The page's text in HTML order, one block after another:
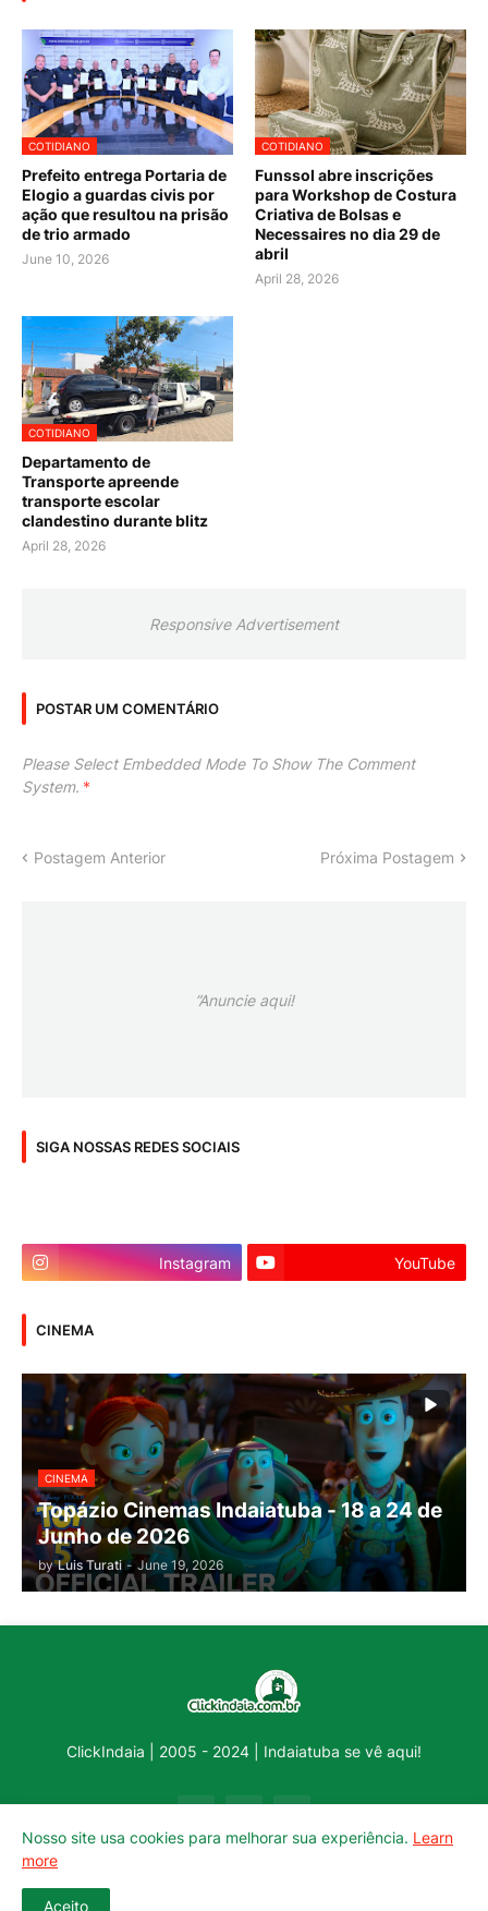
COTIDIANO
Prefeito entrega Portaria de
Elogio a guardas civis por
ação que resultou na prisão
de trio armado
June 10, 2026
COTIDIANO
Funssol abre inscrições
para Workshop de Costura
Criativa de Bolsas e
Necessaires no dia 29 de
abril
April 28, 2026
COTIDIANO
Departamento de
Transporte apreende
transporte escolar
clandestino durante blitz
April 28, 2026
Responsive Advertisement
POSTAR UM COMENTÁRIO
Please Select Embedded Mode To Show The Comment
System. *
Postagem Anterior Próxima Postagem
”Anuncie aqui!
SIGA NOSSAS REDES SOCIAIS
Instagram YouTube
CINEMA
CINEMA
Topázio Cinemas Indaiatuba - 18 a 24 de
Junho de 2026
by Luis Turati - June 19, 2026
ClickIndaia | 2005 - 2024 | Indaiatuba se vê aqui!
Nosso site usa cookies para melhorar sua experiência. Learn
more
Aceito